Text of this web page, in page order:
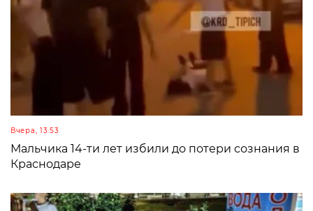
Вчера, 13:53
Мальчика 14-ти лет избили до потери сознания в
Краснодаре